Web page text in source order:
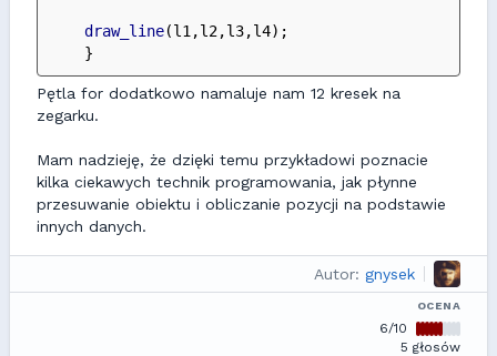
draw_line(l1,l2,l3,l4);
    }
Pętla for dodatkowo namaluje nam 12 kresek na
zegarku.
Mam nadzieję, że dzięki temu przykładowi poznacie
kilka ciekawych technik programowania, jak płynne
przesuwanie obiektu i obliczanie pozycji na podstawie
innych danych.
Autor: gnysek
OCENA
6/10
5 głosów